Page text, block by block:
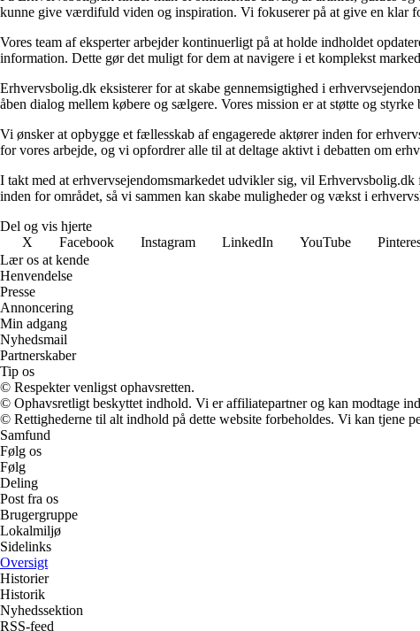
kunne give værdifuld viden og inspiration. Vi fokuserer på at give en klar
Vores team af eksperter arbejder kontinuerligt på at holde indholdet
information. Dette gør det muligt for dem at navigere i et komplekst
Erhvervsbolig.dk eksisterer for at skabe gennemsigtighed i
åben dialog mellem købere og sælgere. Vores mission er at støtte og styrke
Vi ønsker at opbygge et fællesskab af engagerede aktører inden for
for vores arbejde, og vi opfordrer alle til at deltage aktivt i debatten om
I takt med at erhvervsejendomsmarkedet udvikler sig, vil
inden for området, så vi sammen kan skabe muligheder og vækst i
Del og vis hjerte
X
Facebook Instagram LinkedIn YouTube
Lær os at kende
Henvendelse
Presse
Annoncering
Min adgang
Nyhedsmail
Partnerskaber
Tip os
© Respekter venligst ophavsretten.
© Ophavsretligt beskyttet indhold. Vi er affiliatepartner og kan modtage
© Rettighederne til alt indhold på dette website forbeholdes. Vi kan tjene
Samfund
Følg os
Følg
Deling
Post fra os
Brugergruppe
Lokalmiljø
Sidelinks
Oversigt
Historier
Historik
Nyhedssektion
RSS-feed